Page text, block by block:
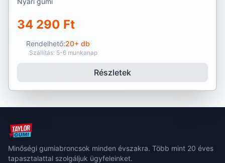
34 290 Ft
Rendelhető:20+ db
Szállítás: 5-6 munkanap
Részletek
Minőségi gumiabroncsok minden évszakra. Több mint 20 éves
tapasztalattal szolgáljuk ügyfeleinket.